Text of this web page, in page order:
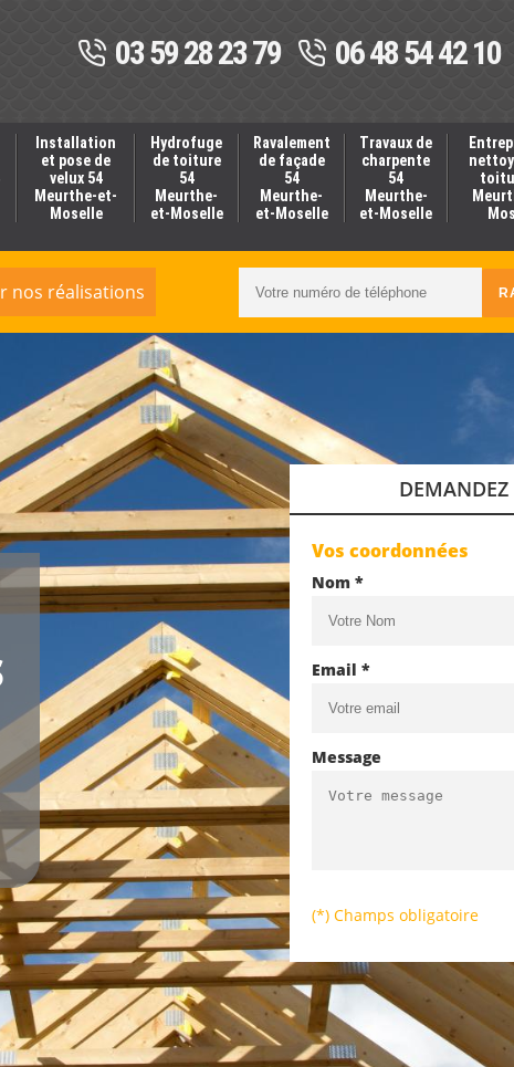
03 59 28 23 79 06 48 54 42 10
Installation
et pose de
velux 54
Meurthe-et-
Moselle
Hydrofuge
de toiture
54
Meurthe-
et-Moselle
Ravalement
de façade
54
Meurthe-
et-Moselle
Travaux de
charpente
54
Meurthe-
et-Moselle
nos réalisations
Vos coordonnées
Nom *
Email *
Message
(*) Champs obligatoire